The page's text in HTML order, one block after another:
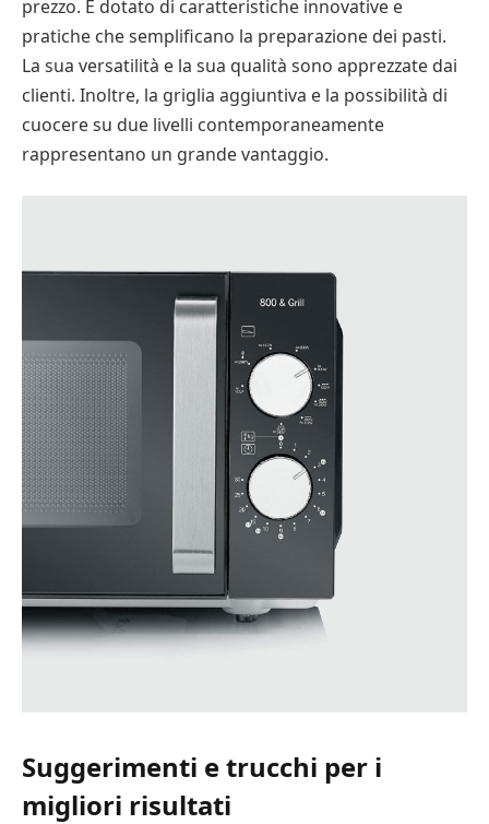
prezzo. È dotato di caratteristiche innovative e
pratiche che semplificano la preparazione dei pasti.
La sua versatilità e la sua qualità sono apprezzate dai
clienti. Inoltre, la griglia aggiuntiva e la possibilità di
cuocere su due livelli contemporaneamente
rappresentano un grande vantaggio.
Suggerimenti e trucchi per i
migliori risultati